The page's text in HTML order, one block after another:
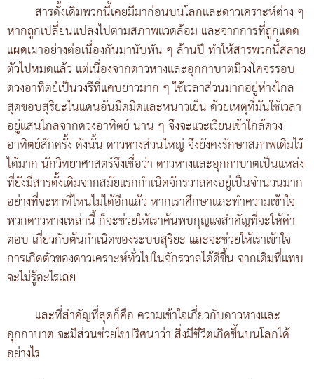
สารดั้งเดิมพวกนี้เคยมีมาก่อนบนโลกและดาวเคราะห์ต่าง ๆ
หากถูกเปลี่ยนแปลงไปตามสภาพแวดล้อม และจากการที่ถูกแดด
แผดเผาอย่างต่อเนื่องกันมานับพัน ๆ ล้านปี ทำให้สารพวกนี้สลาย
ตัวไปหมดแล้ว แต่เนื่องจากดาวหางและอุกกาบาตมีวงโคจรรอบ
ดวงอาทิตย์เป็นวงรีที่แคบยาวมาก ๆ ใช้เวลาส่วนมากอยู่ห่างไกล
สุดขอบสุริยะในแดนอันมืดมิดและหนาวเย็น ด้วยเหตุที่มันใช้เวลา
อยู่แสนไกลจากดวงอาทิตย์ นาน ๆ จึงจะแวะเวียนเข้าใกล้ดวง
อาทิตย์สักครั้ง ดังนั้น ดาวหางส่วนใหญ่ จึงยังคงรักษาสภาพเดิมไว้
ได้มาก นักวิทยาศาสตร์จึงเชื่อว่า ดาวหางและอุกกาบาตเป็นแหล่ง
ที่ยังมีสารดั้งเดิมจากสมัยแรกกำเนิดจักรวาลคงอยู่เป็นจำนวนมาก
อย่างที่จะหาที่ไหนไม่ได้อีกแล้ว หากเราศึกษาและทำความเข้าใจ
พวกดาวหางเหล่านี้ ก็จะช่วยให้เราค้นพบกุญแจสำคัญที่จะให้คำ
ตอบ เกี่ยวกับต้นกำเนิดของระบบสุริยะ และจะช่วยให้เราเข้าใจ
การเกิดตัวของดาวเคราะห์ทั่วไปในจักรวาลได้ดีขึ้น จากเดิมที่แทบ
จะไม่รู้อะไรเลย
และที่สำคัญที่สุดก็คือ ความเข้าใจเกี่ยวกับดาวหางและ
อุกกาบาต จะมีส่วนช่วยไขปริศนาว่า สิ่งมีชีวิตเกิดขึ้นบนโลกได้
อย่างไร